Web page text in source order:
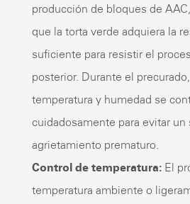
producción de bloques de
que la torta verde adquiera la
suficiente para resistir el
posterior. Durante el
temperatura y humedad se
cuidadosamente para evitar un
agrietamiento prematuro.
Control de temperatura: El
temperatura ambiente o